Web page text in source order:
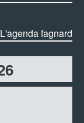
L'agenda fagnard